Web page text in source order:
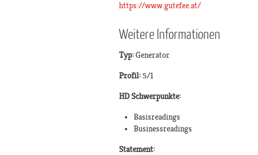
https://www.gutefee.at/
Weitere Informationen
Typ:Generator
Profil:5/1
HD Schwerpunkte:
Basisreadings
Businessreadings
Statement: